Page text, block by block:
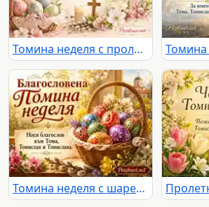
Томина неделя с пролетни цветя, яйца, кръст и сияещ православен храм
Томина неделя с шарени яйца, кошница и пролетен православен пейзаж